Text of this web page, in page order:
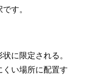
す。
に限定される。
くい場所に配置す